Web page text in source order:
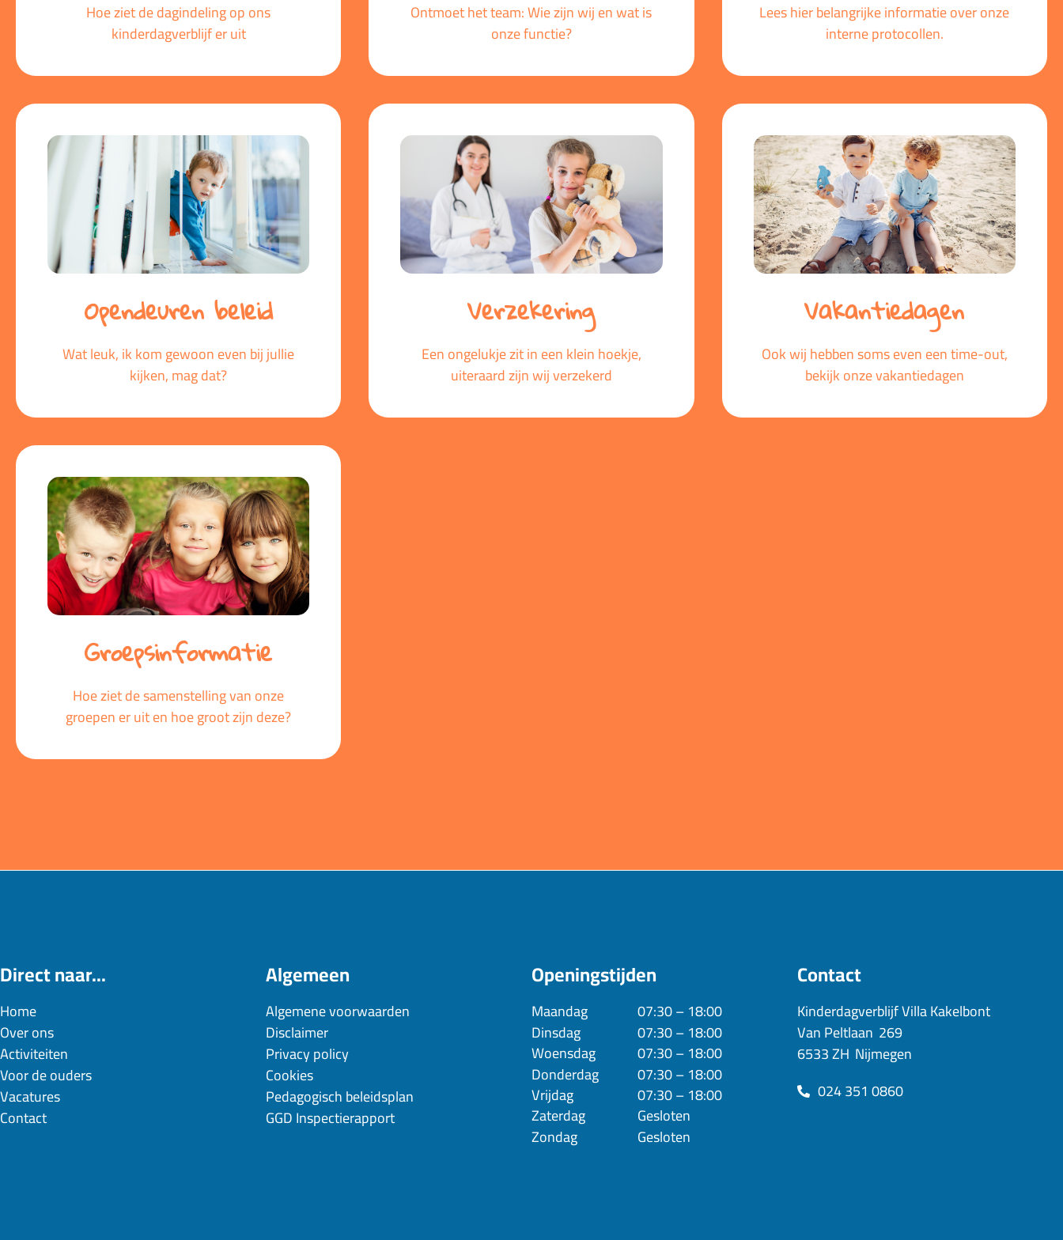
Hoe ziet de dagindeling op ons
kinderdagverblijf er uit
Ontmoet het team: Wie zijn wij en wat is
onze functie?
Lees hier belangrijke informatie over onze
interne protocollen.
Opendeuren beleid
Wat leuk, ik kom gewoon even bij jullie
kijken, mag dat?
Verzekering
Een ongelukje zit in een klein hoekje,
uiteraard zijn wij verzekerd
Vakantiedagen
Ook wij hebben soms even een time-out,
bekijk onze vakantiedagen
Groepsinformatie
Hoe ziet de samenstelling van onze
groepen er uit en hoe groot zijn deze?
Direct naar...
Home
Over ons
Activiteiten
Voor de ouders
Vacatures
Contact
Algemeen
Algemene voorwaarden
Disclaimer
Privacy policy
Cookies
Pedagogisch beleidsplan
GGD Inspectierapport
Openingstijden
Maandag 07:30 – 18:00
Dinsdag 07:30 – 18:00
Woensdag 07:30 – 18:00
Donderdag 07:30 – 18:00
Vrijdag 07:30 – 18:00
Zaterdag Gesloten
Zondag Gesloten
Contact
Kinderdagverblijf Villa Kakelbont
Van Peltlaan 269
6533 ZH Nijmegen
024 351 0860